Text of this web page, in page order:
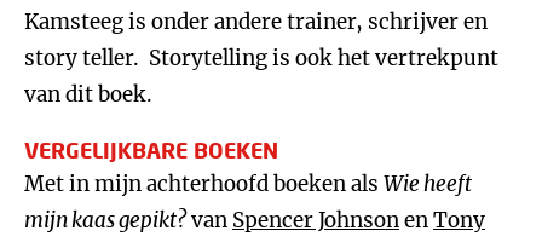
Kamsteeg is onder andere trainer, schrijver en
story teller. Storytelling is ook het vertrekpunt
van dit boek.
VERGELIJKBARE BOEKEN
Met in mijn achterhoofd boeken als Wie heeft
mijn kaas gepikt?van Spencer JohnsonenTony